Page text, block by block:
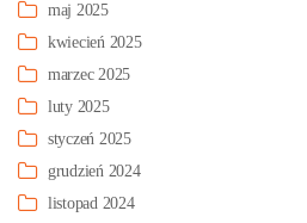
maj 2025
kwiecień 2025
marzec 2025
luty 2025
styczeń 2025
grudzień 2024
listopad 2024